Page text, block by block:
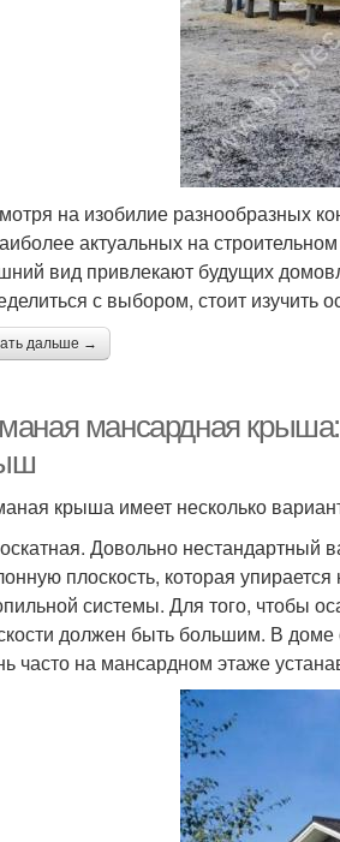
на изобилие разнообразных
актуальных на
вид привлекают будущих
с выбором, стоит
дальше →
мансардная крыша:
крыша имеет несколько
Довольно нестандартный
плоскость, которая
системы. Для того, чтобы
должен быть большим. В
часто на мансардном этаже